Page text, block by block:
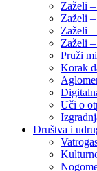
Zaželi
Zaželi
Zaželi
Zaželi
Pruži
Korak
Uči o
Društva i